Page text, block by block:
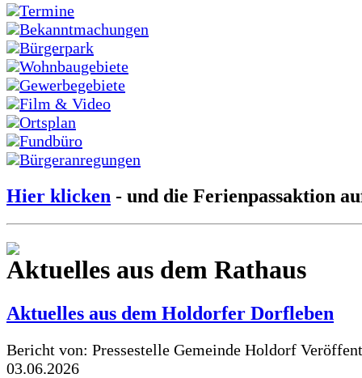
Termine
Bekanntmachungen
Bürgerpark
Wohnbaugebiete
Gewerbegebiete
Film & Video
Ortsplan
Fundbüro
Bürgeranregungen
Hier klicken - und die Ferienpassaktion
Aktuelles aus dem Rathaus
Aktuelles aus dem Holdorfer Dorfleben
Bericht von: Pressestelle Gemeinde Holdorf
03.06.2026